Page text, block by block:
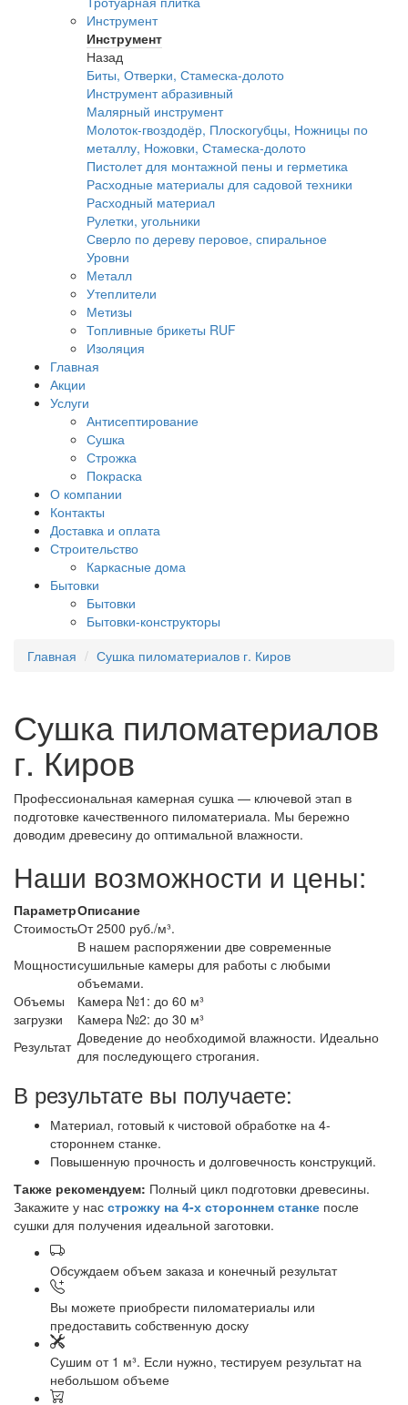
Инструмент
Инструмент
Назад
Биты, Отверки, Стамеска-долото
Инструмент абразивный
Малярный инструмент
Молоток-гвоздодёр, Плоскогубцы, Ножницы по
металлу, Ножовки, Стамеска-долото
Пистолет для монтажной пены и герметика
Расходные материалы для садовой техники
Расходный материал
Рулетки, угольники
Сверло по дереву перовое, спиральное
Уровни
Металл
Утеплители
Метизы
Топливные брикеты RUF
Изоляция
Главная
Акции
Услуги
Антисептирование
Сушка
Строжка
Покраска
О компании
Контакты
Доставка и оплата
Строительство
Каркасные дома
Бытовки
Бытовки
Бытовки-конструкторы
Главная
Сушка пиломатериалов г. Киров
Сушка пиломатериалов
г. Киров
Профессиональная камерная сушка — ключевой этап в
подготовке качественного пиломатериала. Мы бережно
доводим древесину до оптимальной влажности.
Наши возможности и цены:
ПараметрОписание
СтоимостьОт 2500 руб./м³.
Мощности
В нашем распоряжении две современные
сушильные камеры для работы с любыми
объемами.
Объемы
загрузки
Камера №1: до 60 м³
Камера №2: до 30 м³
Результат Доведение до необходимой влажности. Идеально
для последующего строгания.
В результате вы получаете:
Материал, готовый к чистовой обработке на 4-
стороннем станке.
Повышенную прочность и долговечность конструкций.
Также рекомендуем: Полный цикл подготовки древесины.
Закажите у нас строжку на 4-х стороннем станке после
сушки для получения идеальной заготовки.
Обсуждаем объем заказа и конечный результат
Вы можете приобрести пиломатериалы или
предоставить собственную доску
Сушим от 1 м³. Если нужно, тестируем результат на
небольшом объеме